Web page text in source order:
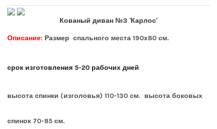
Кованый диван №3 'Карлос'
Описание: Размер спального места 190х80 см.
срок изготовления 5-20 рабочих дней
высота спинки (изголовья) 110-130 см. высота боковых
спинок 70-85 см.